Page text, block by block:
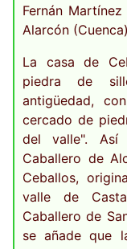
Fernán
Alarcón
La casa de
piedra de
antigüedad,
cercado de
del valle".
Caballero de
Ceballos,
valle de
Caballero de
se añade que